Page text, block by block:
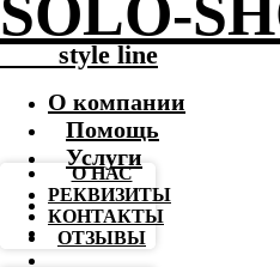
SOLO-
-------style line
О компании
Помощь
Услуги
О НАС
РЕКВИЗИТЫ
КОНТАКТЫ
ОТЗЫВЫ